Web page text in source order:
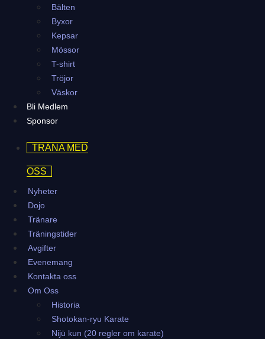
Bälten
Byxor
Kepsar
Mössor
T-shirt
Tröjor
Väskor
Bli Medlem
Sponsor
TRÄNA MED
OSS
Nyheter
Dojo
Tränare
Träningstider
Avgifter
Evenemang
Kontakta oss
Om Oss
Historia
Shotokan-ryu Karate
Nijū kun (20 regler om karate)